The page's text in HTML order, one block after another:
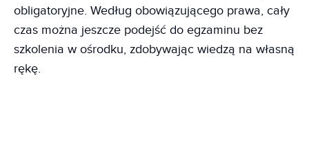
obligatoryjne. Według obowiązującego prawa, cały
czas można jeszcze podejść do egzaminu bez
szkolenia w ośrodku, zdobywając wiedzą na własną
rękę.